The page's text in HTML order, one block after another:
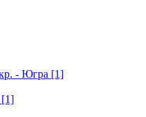
- Югра [1]